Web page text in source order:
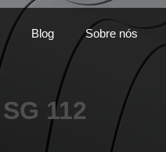
Blog Sobre nós
112